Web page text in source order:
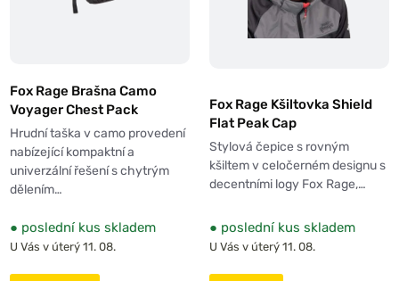
Fox Rage Brašna Camo
Voyager Chest Pack
Hrudní taška v camo provedení
nabízející kompaktní a
univerzální řešení s chytrým
dělením…
● poslední kus skladem
U Vás v úterý 11. 08.
Fox Rage Kšiltovka Shield
Flat Peak Cap
Stylová čepice s rovným
kšiltem v celočerném designu s
decentními logy Fox Rage,…
● poslední kus skladem
U Vás v úterý 11. 08.